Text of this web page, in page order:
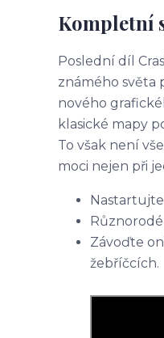
Kompletní
Poslední díl
známého světa
nového
klasické mapy
To však není
moci nejen při
Závoďte
žebříčcích.